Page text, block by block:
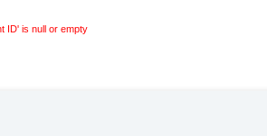
ID' is null or empty